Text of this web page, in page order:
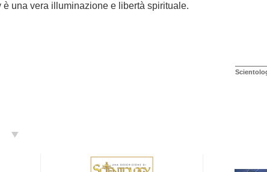
è una vera illuminazione e libertà spirituale.